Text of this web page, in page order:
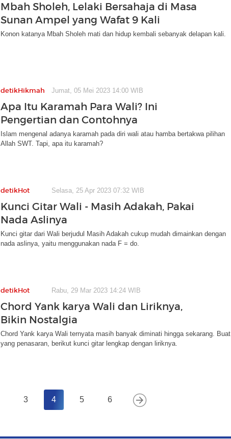
Mbah Sholeh, Lelaki Bersahaja di Masa
Sunan Ampel yang Wafat 9 Kali
Konon katanya Mbah Sholeh mati dan hidup kembali sebanyak delapan kali.
detikHikmah Jumat, 05 Mei 2023 14:00 WIB
Apa Itu Karamah Para Wali? Ini
Pengertian dan Contohnya
Islam mengenal adanya karamah pada diri wali atau hamba bertakwa pilihan
Allah SWT. Tapi, apa itu karamah?
detikHot Selasa, 25 Apr 2023 07:32 WIB
Kunci Gitar Wali - Masih Adakah, Pakai
Nada Aslinya
Kunci gitar dari Wali berjudul Masih Adakah cukup mudah dimainkan dengan
nada aslinya, yaitu menggunakan nada F = do.
detikHot Rabu, 29 Mar 2023 14:24 WIB
Chord Yank karya Wali dan Liriknya,
Bikin Nostalgia
Chord Yank karya Wali ternyata masih banyak diminati hingga sekarang. Buat
yang penasaran, berikut kunci gitar lengkap dengan liriknya.
3 4 5 6